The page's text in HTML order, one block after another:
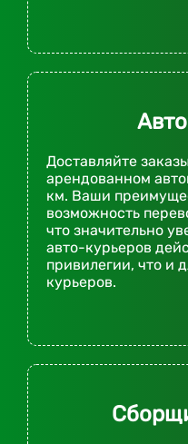
Доставляйте
арендованном
км. Ваши
возможность
что значительно
авто-курьеров
привилегии, что и
курьеров.